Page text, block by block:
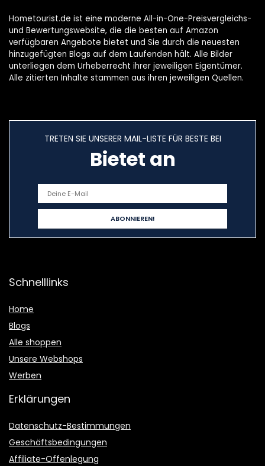
Hometourist.de ist eine moderne All-in-One-Preisvergleichs-
und Bewertungswebsite, die die besten auf Amazon
verfügbaren Angebote bietet und Sie durch die neuesten
hinzugefügten Blogs auf dem Laufenden hält. Alle Bilder
unterliegen dem Urheberrecht ihrer jeweiligen Eigentümer.
Alle zitierten Inhalte stammen aus ihren jeweiligen Quellen.
TRETEN SIE UNSERER MAIL-LISTE FÜR BESTE BEI
Bietet an
Schnelllinks
Home
Blogs
Alle shoppen
Unsere Webshops
Werben
Erklärungen
Datenschutz-Bestimmungen
Geschäftsbedingungen
Affiliate-Offenlegung